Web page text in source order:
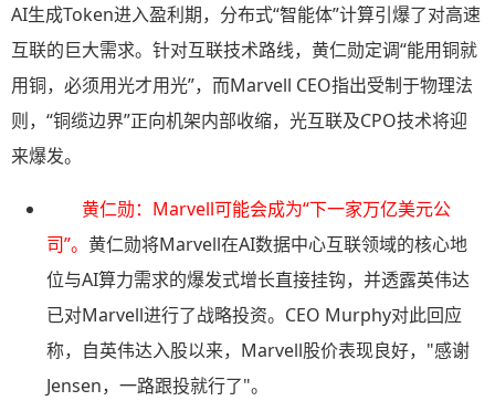
AI生成Token进入盈利期，分布式“智能体”计算引爆了对高速
互联的巨大需求。针对互联技术路线，黄仁勋定调“能用铜就
用铜，必须用光才用光”，而Marvell CEO指出受制于物理法
则，“铜缆边界”正向机架内部收缩，光互联及CPO技术将迎
来爆发。
黄仁勋：Marvell可能会成为“下一家万亿美元公
司”。 黄仁勋将Marvell在AI数据中心互联领域的核心地
位与AI算力需求的爆发式增长直接挂钩，并透露英伟达
已对Marvell进行了战略投资。CEO Murphy对此回应
称，自英伟达入股以来，Marvell股价表现良好，"感谢
Jensen，一路跟投就行了"。